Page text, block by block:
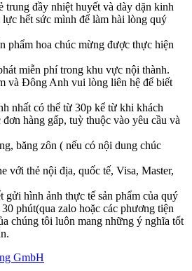
trung đầy nhiệt huyết và dày dặn kinh
hết sức mình để làm hài lòng quý
phẩm hoa chúc mừng được thực hiện
miễn phí trong khu vực nội thành.
và Đông Anh vui lòng liên hệ để biết
nhất có thể từ 30p kể từ khi khách
hàng gấp, tuỳ thuộc vào yêu cầu và
băng zôn ( nếu có nội dung chúc
với thẻ nội địa, quốc tế, Visa, Master,
gửi hình ảnh thực tế sản phẩm của quý
phút(qua zalo hoặc các phương tiện
chúng tôi luôn mang những ý nghĩa tốt
GmbH